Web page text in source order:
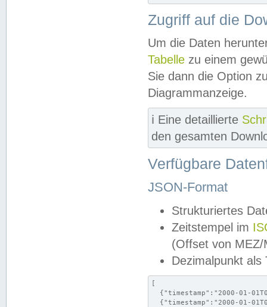
Zugriff auf die
Um die Daten
Tabelle zu einem
Sie dann die Option
Diagrammanzeige.
ℹ️ Eine detaillierte
den gesamten
Verfügbare
JSON-Format
Strukturiertes
Zeitstempel im
(Offset von MEZ/
Dezimalpunkt als
[
{"timestamp":"2000-01-
{"timestamp":"2000-01-